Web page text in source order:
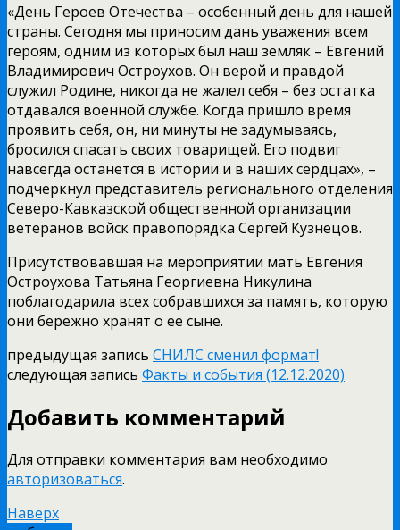
«День Героев Отечества – особенный день для нашей
страны. Сегодня мы приносим дань уважения всем
героям, одним из которых был наш земляк – Евгений
Владимирович Остроухов. Он верой и правдой
служил Родине, никогда не жалел себя – без остатка
отдавался военной службе. Когда пришло время
проявить себя, он, ни минуты не задумываясь,
бросился спасать своих товарищей. Его подвиг
навсегда останется в истории и в наших сердцах», –
подчеркнул представитель регионального отделения
Северо-Кавказской общественной организации
ветеранов войск правопорядка Сергей Кузнецов.
Присутствовавшая на мероприятии мать Евгения
Остроухова Татьяна Георгиевна Никулина
поблагодарила всех собравшихся за память, которую
они бережно хранят о ее сыне.
предыдущая запись СНИЛС сменил формат!
следующая запись Факты и события (12.12.2020)
Добавить комментарий
Для отправки комментария вам необходимо
авторизоваться.
Наверх